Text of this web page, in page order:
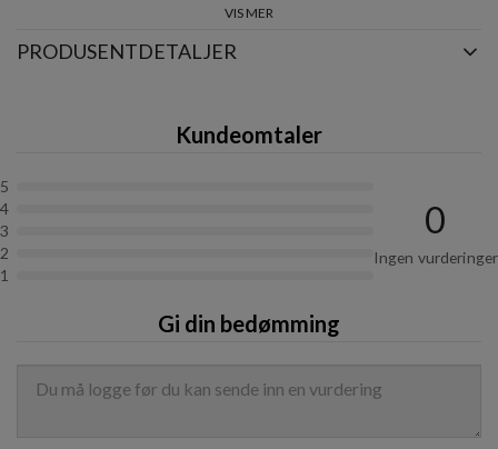
VIS MER
PRODUSENTDETALJER
Kundeomtaler
5
4
3
2
1
0
Ingen vurderinger
Gi din bedømming